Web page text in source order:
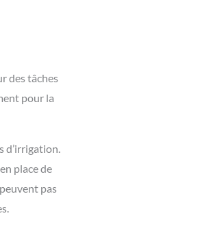
des tâches
pour la
d’irrigation.
place de
pas